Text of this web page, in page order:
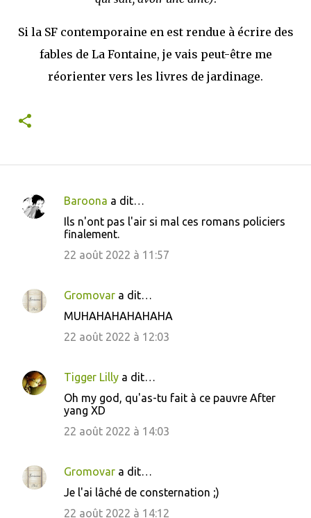
Si la SF contemporaine en est rendue à écrire des
fables de La Fontaine, je vais peut-être me
réorienter vers les livres de jardinage.
C
e
n
r
Baroona a dit…
Ils n'ont pas l'air si mal ces romans policiers
finalement.
22 août 2022 à 11:57
Gromovar a dit…
MUHAHAHAHAHAHA
22 août 2022 à 12:03
Tigger Lilly a dit…
Oh my god, qu'as-tu fait à ce pauvre After
yang XD
22 août 2022 à 14:03
Gromovar a dit…
Je l'ai lâché de consternation ;)
22 août 2022 à 14:12